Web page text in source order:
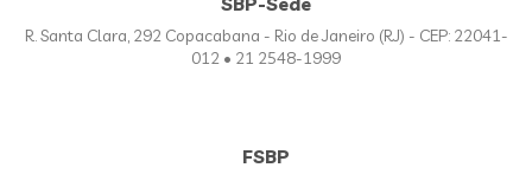
R. Santa Clara, 292 Copacabana - Rio de Janeiro (RJ) - CEP: 22041-
012 • 21 2548-1999
FSBP